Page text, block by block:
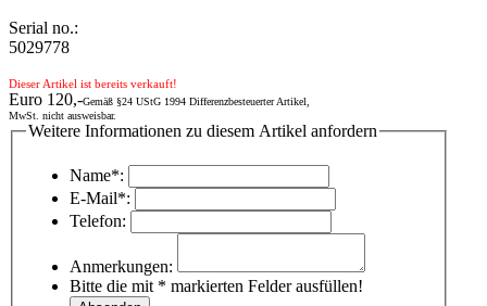
Serial no.:
5029778
Dieser Artikel ist bereits verkauft!
Euro 120,-Gemäß §24 UStG 1994 Differenzbesteuerter Artikel,
MwSt. nicht ausweisbar.
Weitere Informationen zu diesem Artikel anfordern
Name*:
E-Mail*:
Telefon:
Anmerkungen:
Bitte die mit * markierten Felder ausfüllen!